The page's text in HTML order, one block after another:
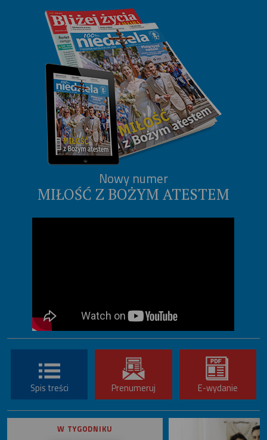
Nowy numer
MIŁOŚĆ Z BOŻYM ATESTEM
Spis treści Prenumeruj E-wydanie
W TYGODNIKU